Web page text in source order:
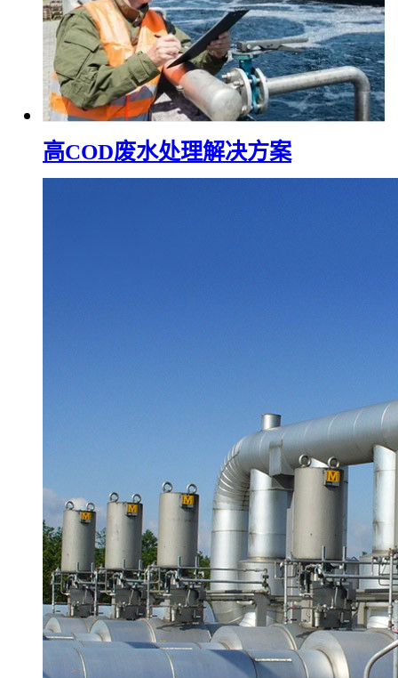
高COD废水处理解决方案